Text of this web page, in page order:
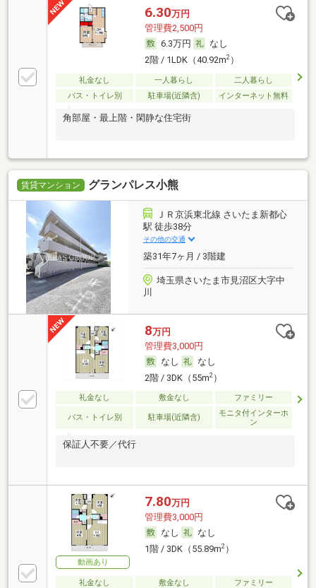
6.30万円
管理費2,500円
6.3万円
なし
2階 / 1LDK（40.92m2）
礼金なし 一人暮らし
二人暮らし
バス・トイレ別
駐車場(近隣含) インターネット無料
角部屋・最上階・閑静な住宅街
賃貸マンション グランパレス小熊
ＪＲ京浜東北線 さいたま新都心
駅 徒歩38分
その他の交通
築31年7ヶ月 / 3階建
埼玉県さいたま市見沼区大字中
川
8万円
管理費3,000円
なし
なし
2階 / 3DK（55m2）
礼金なし 敷金なし ファミリー
バス・トイレ別 駐車場(近隣含)
モニタ付インターホ
ン
保証人不要／代行
動画あり
7.80万円
管理費3,000円
なし
なし
1階 / 3DK（55.89m2）
礼金なし 敷金なし
ファミリー